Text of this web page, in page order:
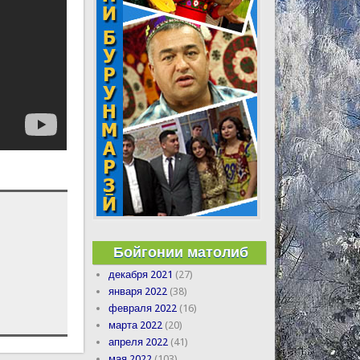
Бойгонии матолиб
декабря 2021 (27)
января 2022 (38)
февраля 2022 (16)
марта 2022 (20)
апреля 2022 (41)